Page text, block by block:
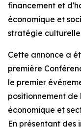
financement et
économique et
stratégie culturelle
Cette annonce a
première
le premier
positionnement
économique et
En présentant des